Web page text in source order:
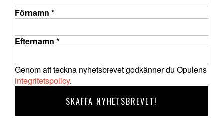
Förnamn *
Efternamn *
Genom att teckna nyhetsbrevet godkänner du Opulens
integritetspolicy.